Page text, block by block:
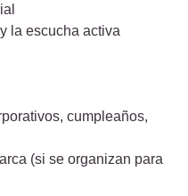
la escucha activa
cumpleaños,
(si se organizan para